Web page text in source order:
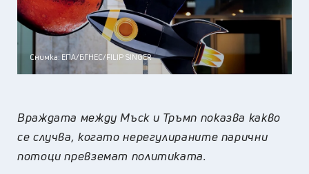
Снимка: ЕПА/БГНЕС/FILIP SINGER
Враждата между Мъск и Тръмп показва какво
се случва, когато нерегулираните парични
потоци превземат политиката.